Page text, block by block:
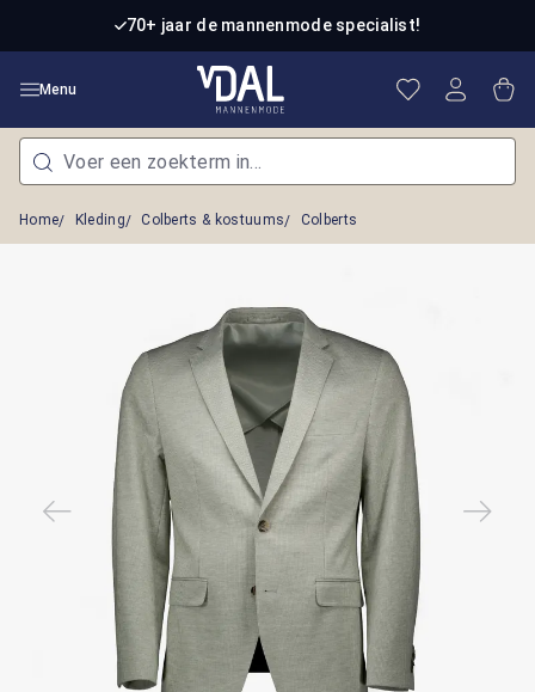
Ga naar de hoofdinhoud70+ jaar de mannenmode specialist!
Menu Je hebt 0
Home Kleding Colberts & kostuums Colberts